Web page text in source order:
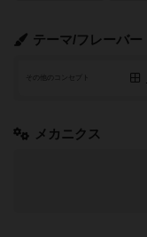
テーマ/フレーバー
その他のコンセプト
メカニクス